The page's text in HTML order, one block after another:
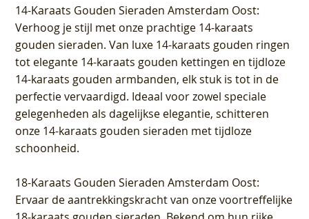
14-Karaats Gouden Sieraden Amsterdam Oost:
Verhoog je stijl met onze prachtige 14-karaats
gouden sieraden. Van luxe 14-karaats gouden ringen
tot elegante 14-karaats gouden kettingen en tijdloze
14-karaats gouden armbanden, elk stuk is tot in de
perfectie vervaardigd. Ideaal voor zowel speciale
gelegenheden als dagelijkse elegantie, schitteren
onze 14-karaats gouden sieraden met tijdloze
schoonheid.
18-Karaats Gouden Sieraden Amsterdam Oost:
Ervaar de aantrekkingskracht van onze voortreffelijke